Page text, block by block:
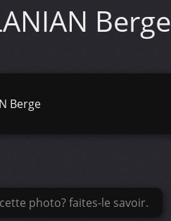
Berge
Berge
photo? faites-le savoir.